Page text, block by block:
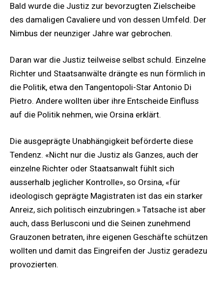
Bald wurde die Justiz zur bevorzugten Zielscheibe
des damaligen Cavaliere und von dessen Umfeld. Der
Nimbus der neunziger Jahre war gebrochen.
Daran war die Justiz teilweise selbst schuld. Einzelne
Richter und Staatsanwälte drängte es nun förmlich in
die Politik, etwa den Tangentopoli-Star Antonio Di
Pietro. Andere wollten über ihre Entscheide Einfluss
auf die Politik nehmen, wie Orsina erklärt.
Die ausgeprägte Unabhängigkeit beförderte diese
Tendenz. «Nicht nur die Justiz als Ganzes, auch der
einzelne Richter oder Staatsanwalt fühlt sich
ausserhalb jeglicher Kontrolle», so Orsina, «für
ideologisch geprägte Magistraten ist das ein starker
Anreiz, sich politisch einzubringen.» Tatsache ist aber
auch, dass Berlusconi und die Seinen zunehmend
Grauzonen betraten, ihre eigenen Geschäfte schützen
wollten und damit das Eingreifen der Justiz geradezu
provozierten.